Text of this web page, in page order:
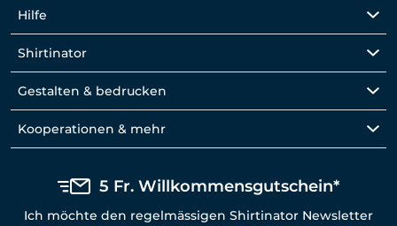
Hilfe
Shirtinator
Gestalten & bedrucken
Kooperationen & mehr
5 Fr. Willkommensgutschein*
Ich möchte den regelmässigen Shirtinator Newsletter